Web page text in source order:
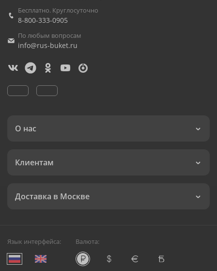
Бесплатно. Круглосуточно
8-800-333-0905
По любым вопросам
info@rus-buket.ru
О нас
Клиентам
Доставка в Москве
Язык интерфейса: Валюта: